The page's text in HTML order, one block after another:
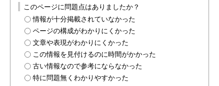
このページに問題点はありましたか？
情報が十分掲載されていなかった
ページの構成がわかりにくかった
文章や表現がわかりにくかった
この情報を見付けるのに時間がかかった
古い情報なので参考にならなかった
特に問題無くわかりやすかった